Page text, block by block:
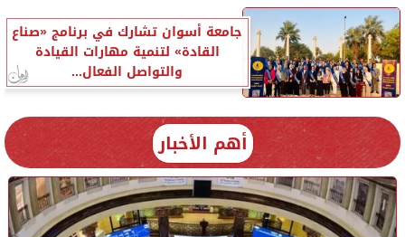
جامعة أسوان تشارك في برنامج «صناع
القادة» لتنمية مهارات القيادة
والتواصل الفعال...
أهم الأخبار